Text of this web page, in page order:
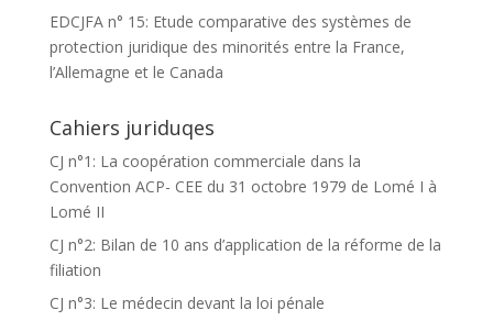
EDCJFA n° 15: Etude comparative des systèmes de
protection juridique des minorités entre la France,
l’Allemagne et le Canada
Cahiers juriduqes
CJ n°1: La coopération commerciale dans la
Convention ACP- CEE du 31 octobre 1979 de Lomé I à
Lomé II
CJ n°2: Bilan de 10 ans d’application de la réforme de la
filiation
CJ n°3: Le médecin devant la loi pénale